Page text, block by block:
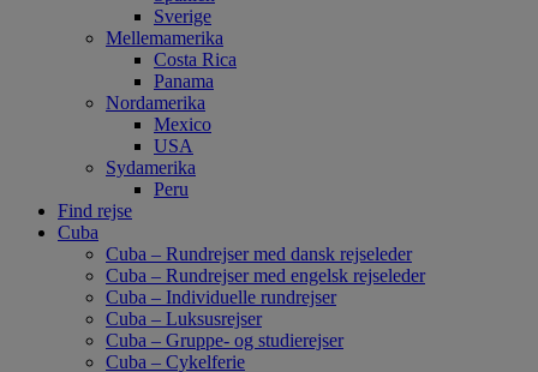
Sverige
Mellemamerika
Costa Rica
Panama
Nordamerika
Mexico
USA
Sydamerika
Peru
Find rejse
Cuba
Cuba – Rundrejser med dansk rejseleder
Cuba – Rundrejser med engelsk rejseleder
Cuba – Individuelle rundrejser
Cuba – Luksusrejser
Cuba – Gruppe- og studierejser
Cuba – Cykelferie